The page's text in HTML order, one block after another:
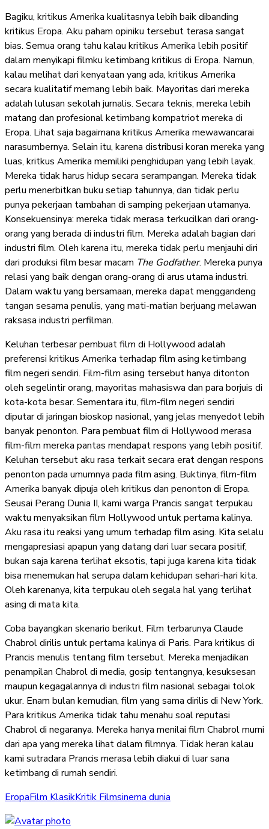
Bagiku, kritikus Amerika kualitasnya lebih baik dibanding
kritikus Eropa. Aku paham opiniku tersebut terasa sangat
bias. Semua orang tahu kalau kritikus Amerika lebih positif
dalam menyikapi filmku ketimbang kritikus di Eropa. Namun,
kalau melihat dari kenyataan yang ada, kritikus Amerika
secara kualitatif memang lebih baik. Mayoritas dari mereka
adalah lulusan sekolah jurnalis. Secara teknis, mereka lebih
matang dan profesional ketimbang kompatriot mereka di
Eropa. Lihat saja bagaimana kritikus Amerika mewawancarai
narasumbernya. Selain itu, karena distribusi koran mereka yang
luas, kritkus Amerika memiliki penghidupan yang lebih layak.
Mereka tidak harus hidup secara serampangan. Mereka tidak
perlu menerbitkan buku setiap tahunnya, dan tidak perlu
punya pekerjaan tambahan di samping pekerjaan utamanya.
Konsekuensinya: mereka tidak merasa terkucilkan dari orang-
orang yang berada di industri film. Mereka adalah bagian dari
industri film. Oleh karena itu, mereka tidak perlu menjauhi diri
dari produksi film besar macam The Godfather. Mereka punya
relasi yang baik dengan orang-orang di arus utama industri.
Dalam waktu yang bersamaan, mereka dapat menggandeng
tangan sesama penulis, yang mati-matian berjuang melawan
raksasa industri perfilman.
Keluhan terbesar pembuat film di Hollywood adalah
preferensi kritikus Amerika terhadap film asing ketimbang
film negeri sendiri. Film-film asing tersebut hanya ditonton
oleh segelintir orang, mayoritas mahasiswa dan para borjuis di
kota-kota besar. Sementara itu, film-film negeri sendiri
diputar di jaringan bioskop nasional, yang jelas menyedot lebih
banyak penonton. Para pembuat film di Hollywood merasa
film-film mereka pantas mendapat respons yang lebih positif.
Keluhan tersebut aku rasa terkait secara erat dengan respons
penonton pada umumnya pada film asing. Buktinya, film-film
Amerika banyak dipuja oleh kritikus dan penonton di Eropa.
Seusai Perang Dunia II, kami warga Prancis sangat terpukau
waktu menyaksikan film Hollywood untuk pertama kalinya.
Aku rasa itu reaksi yang umum terhadap film asing. Kita selalu
mengapresiasi apapun yang datang dari luar secara positif,
bukan saja karena terlihat eksotis, tapi juga karena kita tidak
bisa menemukan hal serupa dalam kehidupan sehari-hari kita.
Oleh karenanya, kita terpukau oleh segala hal yang terlihat
asing di mata kita.
Coba bayangkan skenario berikut. Film terbarunya Claude
Chabrol dirilis untuk pertama kalinya di Paris. Para kritikus di
Prancis menulis tentang film tersebut. Mereka menjadikan
penampilan Chabrol di media, gosip tentangnya, kesuksesan
maupun kegagalannya di industri film nasional sebagai tolok
ukur. Enam bulan kemudian, film yang sama dirilis di New York.
Para kritikus Amerika tidak tahu menahu soal reputasi
Chabrol di negaranya. Mereka hanya menilai film Chabrol murni
dari apa yang mereka lihat dalam filmnya. Tidak heran kalau
kami sutradara Prancis merasa lebih diakui di luar sana
ketimbang di rumah sendiri.
EropaFilm KlasikKritik Filmsinema dunia